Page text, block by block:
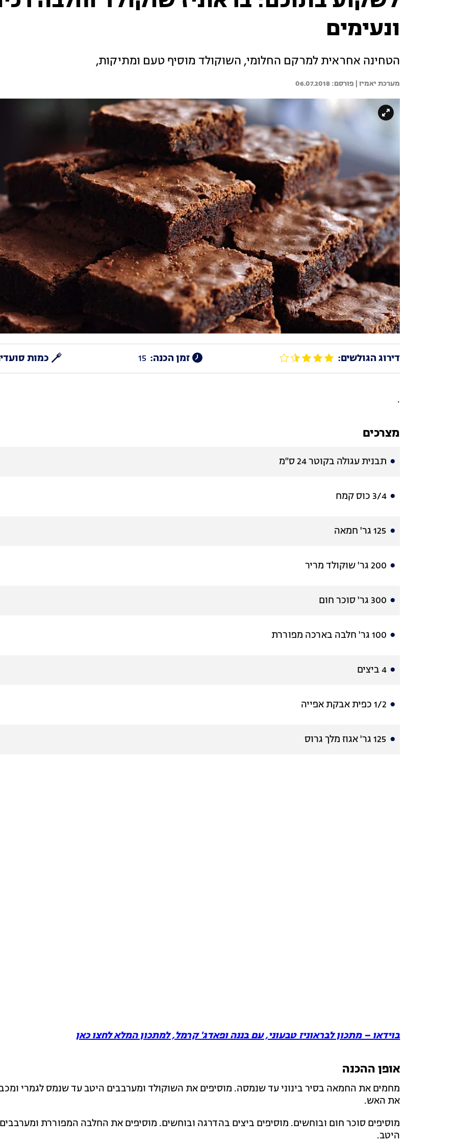
ונעימים
הטחינה אחראית למרקם החלומי, השוקולד מוסיף טעם ומתיקות,
מערכת יאמיז | 06.07.2018
דירוג הגולשים: זמן הכנה: 15 כמות
.
מצרכים
תבנית עגולה בקוטר 24 ס"מ
3/4 כוס קמח
125 גר' חמאה
200 גר' שוקולד מריר
300 גר' סוכר חום
100 גר' חלבה בארכה מפוררת
4 ביצים
1/2 כפית אבקת אפייה
125 גר' אגוז מלך גרוס
בוידאו – מתכון לבראוניז טבעוני, עם בננה ופאדג' קרמל, למתכון המלא לחצו כאן
אופן ההכנה
מחמים את החמאה בסיר בינוני עד שנמסה. מוסיפים את השוקולד ומערבבים היטב עד שנמס לגמרי
את האש.
מוסיפים סוכר חום ובוחשים. מוסיפים ביצים בהדרגה ובוחשים. מוסיפים את החלבה המפוררת ומערבבים
היטב.